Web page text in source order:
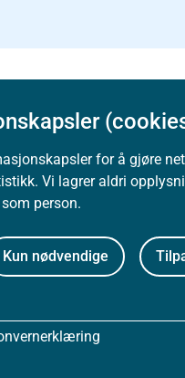
for å gjøre
Vi lagrer aldri
person.
Kun nødvendige